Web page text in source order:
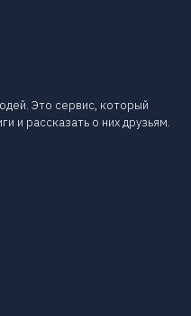
Это сервис, который
и рассказать о них друзьям.